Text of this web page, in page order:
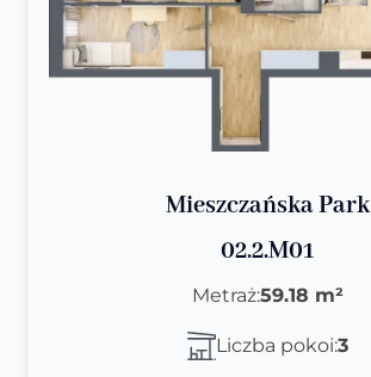
Mieszczańska Park
02.2.M01
Metraż:59.18 m²
Liczba pokoi:3